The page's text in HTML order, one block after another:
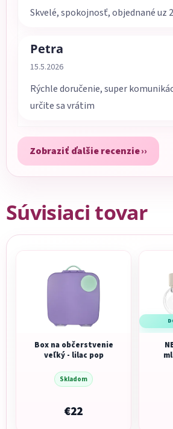
Skvelé, spokojnosť, objednané uz
Petra
Hodnotenie obchodu je 5 z 5
15.5.2026
Rýchle doručenie, super
určite sa vrátim
Zobraziť ďalšie recenzie
Súvisiaci tovar
Box na občerstvenie
veľký - lilac pop
Skladom
€22